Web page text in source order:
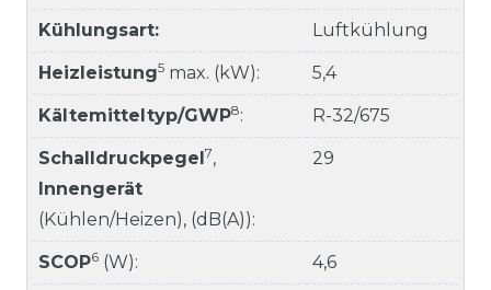
Kühlungsart: Luftkühlung
Heizleistung5 max. (kW): 5,4
Kältemitteltyp/GWP8: R-32/675
Schalldruckpegel 7,
Innengerät
(Kühlen/Heizen), (dB(A)):
29
SCOP6 (W): 4,6